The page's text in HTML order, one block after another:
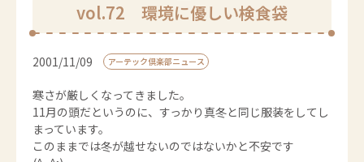
vol.72 環境に優しい検食袋
2001/11/09 アーテック倶楽部ニュース
寒さが厳しくなってきました。
11月の頭だというのに、すっかり真冬と同じ服装をしてし
まっています。
このままでは冬が越せないのではないかと不安です